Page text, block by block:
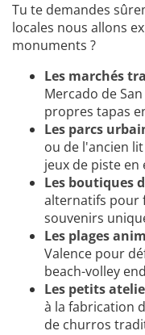
Tu te demandes
locales nous allons
monuments ?
Les marchés
Mercado de
propres tapas
Les parcs
ou de l'ancien
jeux de piste en
Les boutiques
alternatifs pour
souvenirs
Les plages
Valence pour
beach-volley
Les petits
à la fabrication
de churros